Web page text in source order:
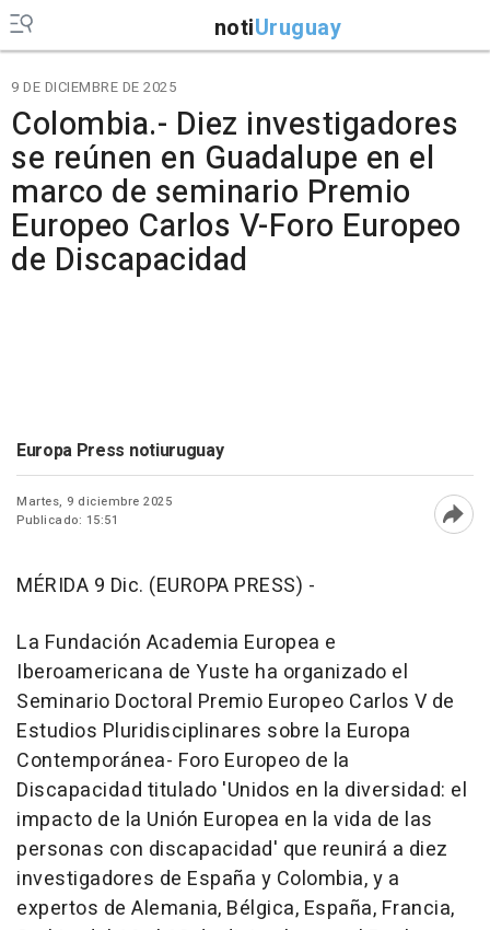
notiUruguay
9 DE DICIEMBRE DE 2025
Colombia.- Diez investigadores
se reúnen en Guadalupe en el
marco de seminario Premio
Europeo Carlos V-Foro Europeo
de Discapacidad
Europa Press notiuruguay
Martes, 9 diciembre 2025
Publicado: 15:51
MÉRIDA 9 Dic. (EUROPA PRESS) -
La Fundación Academia Europea e
Iberoamericana de Yuste ha organizado el
Seminario Doctoral Premio Europeo Carlos V de
Estudios Pluridisciplinares sobre la Europa
Contemporánea- Foro Europeo de la
Discapacidad titulado 'Unidos en la diversidad: el
impacto de la Unión Europea en la vida de las
personas con discapacidad' que reunirá a diez
investigadores de España y Colombia, y a
expertos de Alemania, Bélgica, España, Francia,